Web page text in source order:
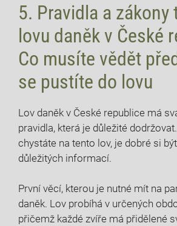
5. Pravidla ‍a
lovu daněk v České
Co musíte vědět
‌se pustíte do lovu
Lov daněk v České republice⁢ má
pravidla,⁢ která je důležité
chystáte na tento ⁣lov, je⁤ dobré si
důležitých informací.
První věcí,‍ kterou je nutné mít na
‌daněk. Lov‌ probíhá ​v určených
přičemž každé zvíře má přidělené